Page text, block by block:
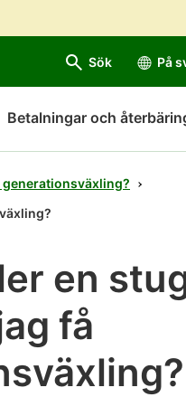
Sök På
Betalningar och
generationsväxling?
en
få